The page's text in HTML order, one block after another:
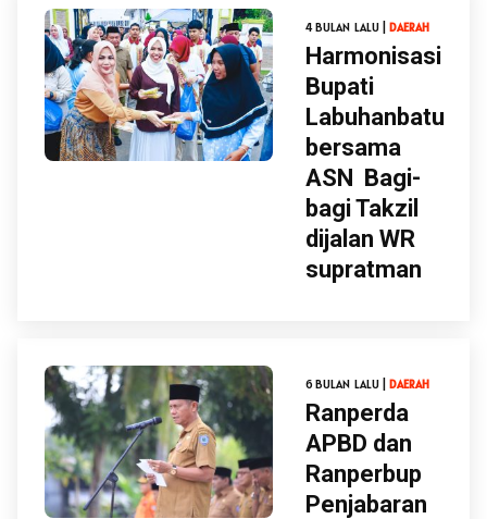
4 BULAN LALU | DAERAH
Harmonisasi
Bupati
Labuhanbatu
bersama
ASN Bagi-
bagi Takzil
dijalan WR
supratman
6 BULAN LALU | DAERAH
Ranperda
APBD dan
Ranperbup
Penjabaran